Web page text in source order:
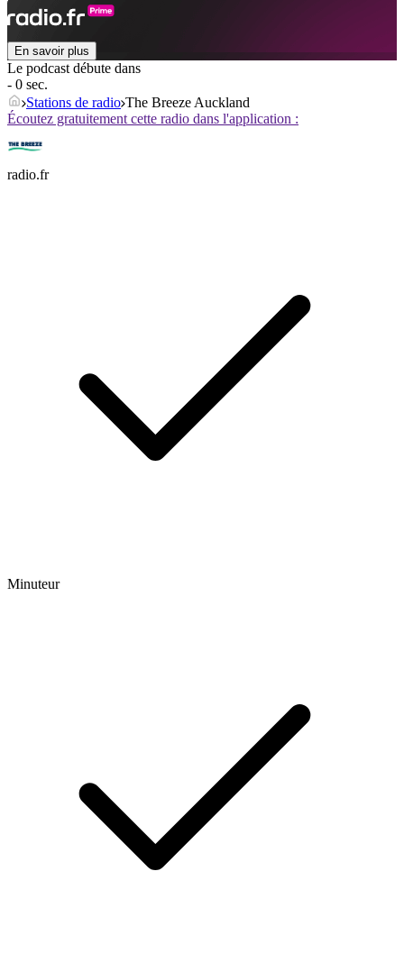
En savoir plus
Le podcast débute dans
- 0 sec.
Stations de radio The Breeze Auckland
Écoutez gratuitement cette radio dans l'application :
radio.fr
Minuteur